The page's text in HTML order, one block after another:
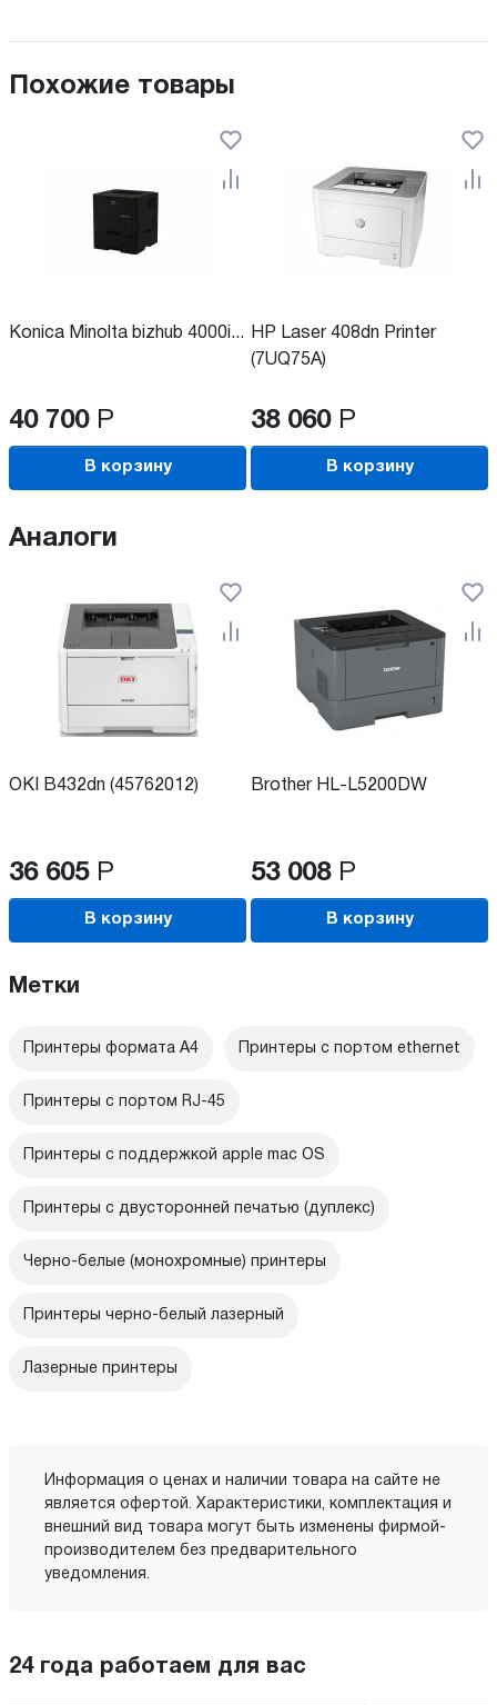
Похожие товары
Konica Minolta bizhub 4000i...
40 700 Р
В корзину
HP Laser 408dn Printer
(7UQ75A)
38 060 Р
В корзину
Аналоги
OKI B432dn (45762012)
36 605 Р
В корзину
Brother HL-L5200DW
53 008 Р
В корзину
Метки
Принтеры формата А4 Принтеры с портом ethernet
Принтеры с портом RJ-45
Принтеры с поддержкой apple mac OS
Принтеры с двусторонней печатью (дуплекс)
Черно-белые (монохромные) принтеры
Принтеры черно-белый лазерный
Лазерные принтеры
Информация о ценах и наличии товара на сайте не
является офертой. Характеристики, комплектация и
внешний вид товара могут быть изменены фирмой-
производителем без предварительного
уведомления.
24 года работаем для вас